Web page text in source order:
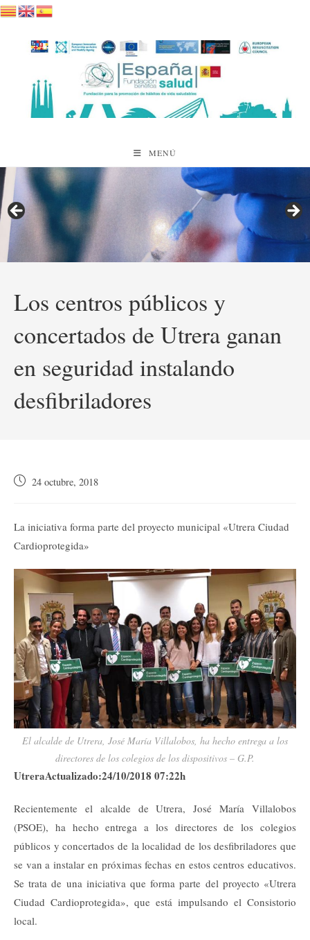
Saltar
contenido
MENÚ
Los centros públicos y
concertados de Utrera ganan
en seguridad instalando
desfibriladores
Publicación
entrada:
24 octubre, 2018
La iniciativa forma parte del proyecto municipal «Utrera Ciudad
Cardioprotegida»
El alcalde de Utrera, José María Villalobos, ha hecho entrega a los
directores de los colegios de los dispositivos – G.P.
UtreraActualizado:24/10/2018 07:22h
Recientemente el alcalde de Utrera, José María Villalobos
(PSOE), ha hecho entrega a los directores de los colegios
públicos y concertados de la localidad de los desfibriladores que
se van a instalar en próximas fechas en estos centros educativos.
Se trata de una iniciativa que forma parte del proyecto «Utrera
Ciudad Cardioprotegida», que está impulsando el Consistorio
local.